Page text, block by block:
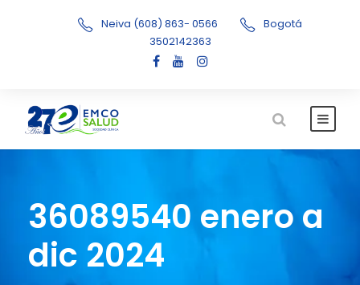
Neiva (608) 863- 0566
Bogotá
3502142363
36089540 enero a
dic 2024